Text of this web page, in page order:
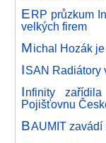
ERP průzkum
velkých firem
Michal Hozák
ISAN Radiátory
Infinity
Pojišťovnu
BAUMIT zavádí